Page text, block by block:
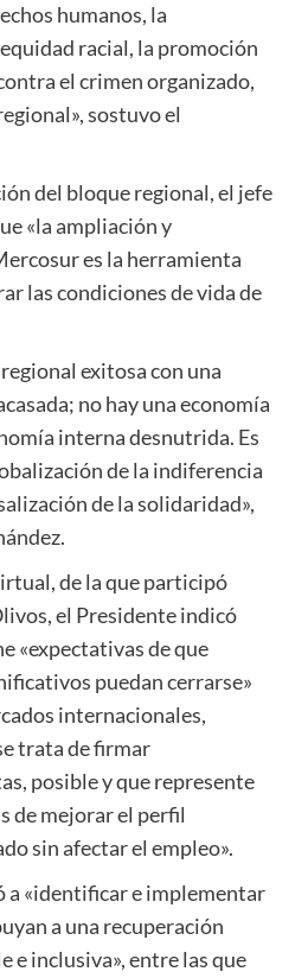
humanos, la
racial, la promoción
el crimen organizado,
sostuvo el
del bloque regional, el jefe
«la ampliación y
es la herramienta
las condiciones de vida de
exitosa con una
no hay una economía
interna desnutrida. Es
de la indiferencia
de la solidaridad»,
de la que participó
el Presidente indicó
«expectativas de que
puedan cerrarse»
internacionales,
trata de firmar
posible y que represente
de mejorar el perfil
sin afectar el empleo».
a «identificar e implementar
a una recuperación
e inclusiva», entre las que